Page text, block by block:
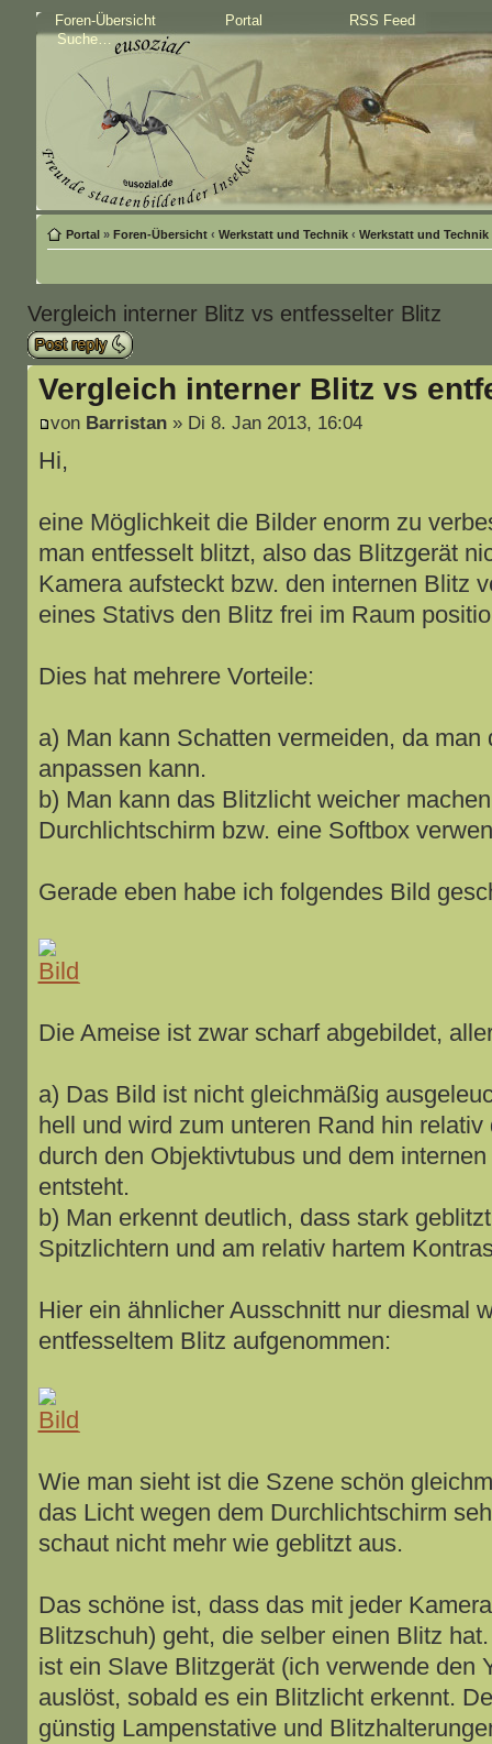
Foren-Übersicht Portal RSS Feed
Portal» Foren-Übersicht ‹ Werkstatt und Technik ‹ Werkstatt und Technik
Vergleich interner Blitz vs entfesselter Blitz
Antwort schreiben
Vergleich interner Blitz vs
von Barristan» Di 8. Jan 2013, 16:04
Hi,
eine Möglichkeit die Bilder enorm zu
man entfesselt blitzt, also das Blitzgerät
Kamera aufsteckt bzw. den internen Blitz
eines Stativs den Blitz frei im Raum
Dies hat mehrere Vorteile:
a) Man kann Schatten vermeiden, da
anpassen kann.
b) Man kann das Blitzlicht weicher
Durchlichtschirm bzw. eine Softbox
Gerade eben habe ich folgendes Bild
Die Ameise ist zwar scharf abgebildet,
a) Das Bild ist nicht gleichmäßig
hell und wird zum unteren Rand hin
durch den Objektivtubus und dem
entsteht.
b) Man erkennt deutlich, dass stark
Spitzlichtern und am relativ hartem
Hier ein ähnlicher Ausschnitt nur diesmal
entfesseltem Blitz aufgenommen:
Wie man sieht ist die Szene schön
das Licht wegen dem Durchlichtschirm
schaut nicht mehr wie geblitzt aus.
Das schöne ist, dass das mit jeder
Blitzschuh) geht, die selber einen Blitz
ist ein Slave Blitzgerät (ich verwende den
auslöst, sobald es ein Blitzlicht erkennt.
günstig Lampenstative und